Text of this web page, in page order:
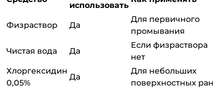
использовать
Физраствор Да
Для первичного
промывания
Чистая вода Да
Если физраствора
нет
Хлоргексидин
0,05%
Да
Для небольших
поверхностных ран